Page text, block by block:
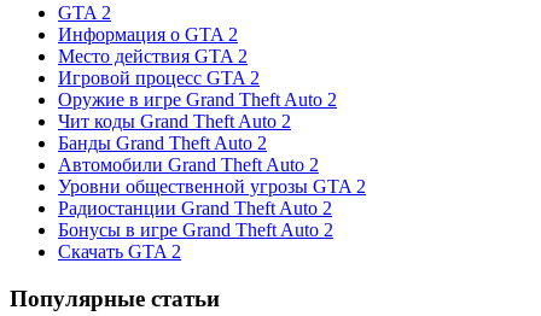
GTA 2
Информация о GTA 2
Место действия GTA 2
Игровой процесс GTA 2
Оружие в игре Grand Theft Auto 2
Чит коды Grand Theft Auto 2
Банды Grand Theft Auto 2
Автомобили Grand Theft Auto 2
Уровни общественной угрозы GTA 2
Радиостанции Grand Theft Auto 2
Бонусы в игре Grand Theft Auto 2
Скачать GTA 2
Популярные статьи